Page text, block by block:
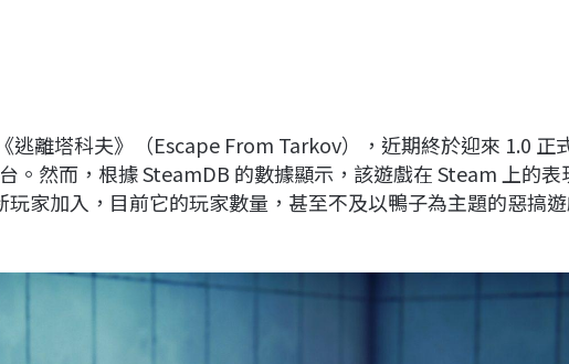
《逃離塔科夫》（Escape From Tarkov），近期終於迎來 1.0 正
。然而，根據 SteamDB 的數據顯示，該遊戲在 Steam 上的表
家加入，目前它的玩家數量，甚至不及以鴨子為主題的惡搞